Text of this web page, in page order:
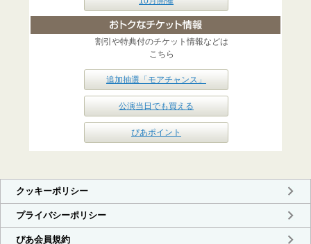
割引や特典付のチケット情報などは
こちら
追加抽選「モアチャンス」
公演当日でも買える
ぴあポイント